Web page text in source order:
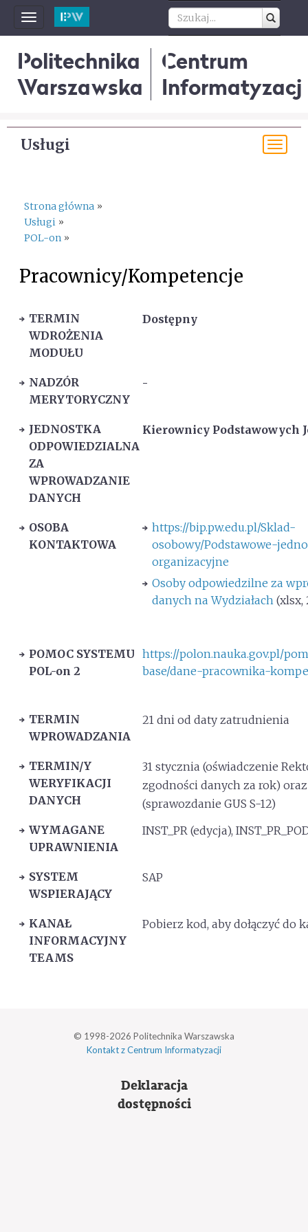
Toggle
navigation
Politechnika
Warszawska
Centrum
Informatyzacji
Usługi
Strona główna »
Usługi »
POL-on »
Pracownicy/Kompetencje
TERMIN
WDROŻENIA
MODUŁU
Dostępny
NADZÓR
MERYTORYCZNY
-
JEDNOSTKA
ODPOWIEDZIALNA
ZA
WPROWADZANIE
DANYCH
Kierownicy Podstawowych
OSOBA
KONTAKTOWA
https://bip.pw.edu.pl/Sklad-
osobowy/Podstawowe-
organizacyjne
Osoby odpowiedzilne za
danych na Wydziałach (xlsx,
POMOC SYSTEMU
POL-on 2
https://polon.nauka.gov.pl/
base/dane-pracownika-
TERMIN
WPROWADZANIA
21 dni od daty zatrudnienia
TERMIN/Y
WERYFIKACJI
DANYCH
31 stycznia (oświadczenie
zgodności danych za rok)
(sprawozdanie GUS S-12)
WYMAGANE
UPRAWNIENIA
INST_PR (edycja),
SYSTEM
WSPIERAJĄCY
SAP
KANAŁ
INFORMACYJNY
TEAMS
Pobierz kod, aby dołączyć do
© 1998-2026 Politechnika Warszawska
Kontakt z Centrum Informatyzacji
Deklaracja
dostępności